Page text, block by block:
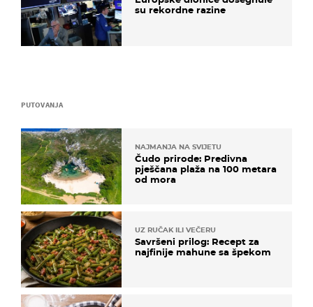
PUTOVANJA
NAJMANJA NA SVIJETU
Čudo prirode: Predivna
pješčana plaža na 100 metara
od mora
UZ RUČAK ILI VEČERU
Savršeni prilog: Recept za
najfinije mahune sa špekom
su rekordne razine